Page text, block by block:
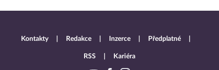
Kontakty Redakce Inzerce Předplatné
RSS Kariéra